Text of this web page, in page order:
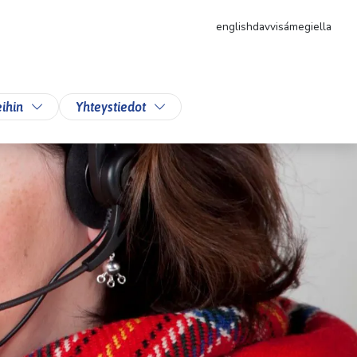
englishdavvisámegiella
Vaihda alasvetovalikkoa
Yhteystiedot Vaihda alasvetovalikkoa